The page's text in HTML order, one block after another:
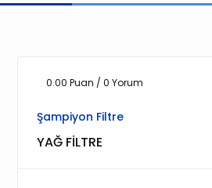
0.00 Puan / 0 Yorum
Şampiyon Filtre
YAĞ FİLTRE